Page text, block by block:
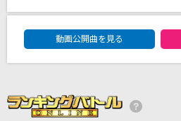
Junky feat.鏡音リン
れるりり feat.GUMI
DAM★ともボーカルエン
動画公開曲を見る